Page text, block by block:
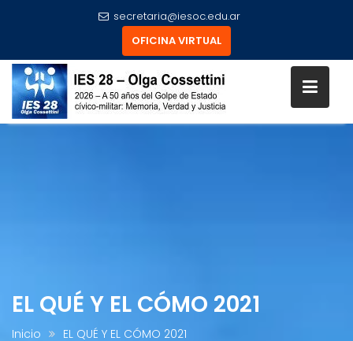
secretaria@iesoc.edu.ar
OFICINA VIRTUAL
EL QUÉ Y EL CÓMO 2021
Inicio EL QUÉ Y EL CÓMO 2021